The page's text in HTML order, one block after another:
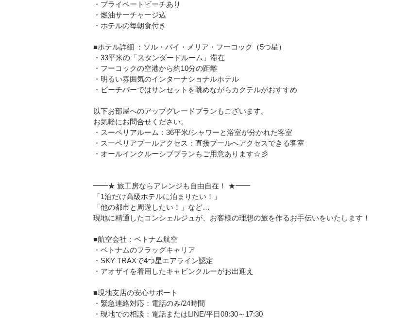
・プライベートビーチあり
・燃油サーチャージ込
・ホテルの毎朝食付き
■ホテル詳細 ：ソル・バイ・メリア・フーコック（5つ星）
・33平米の「スタンダードルーム」滞在
・フーコックの空港から約10分の距離
・明るい雰囲気のインターナショナルホテル
・ビーチバーではサンセットを眺めながらカクテルがおすすめ
以下お部屋へのアップグレードプランもございます。
お気軽にお問合せください。
・スーペリアルーム：36平米/シャワーと浴室が分かれた客室
・スーペリアプールアクセス：直接プールへアクセスできる客室
・オールインクルーシブプランもご用意あります☆彡
━━★ 旅工房ならアレンジも自由自在！ ★━━
「1泊だけ高級ホテルに泊まりたい！」
「他の都市と周遊したい！」など…
現地に精通したコンシェルジュが、お客様の理想の旅を作るお手伝いをいたします！
■航空会社：ベトナム航空
・ベトナムのフラッグキャリア
・SKY TRAXで4つ星エアライン認定
・アオザイを着用したキャビンクルーがお出迎え
■現地支店の安心サポート
・緊急連絡対応：電話のみ/24時間
・現地での相談：電話またはLINE/平日08:30～17:30